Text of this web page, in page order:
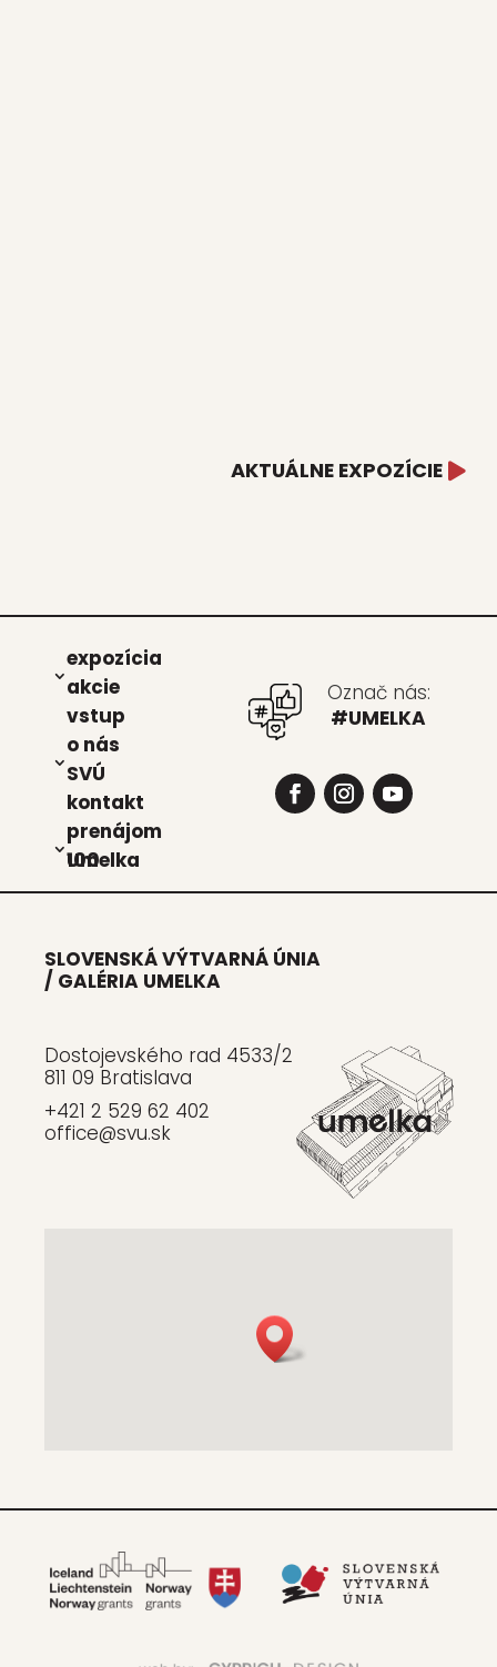
AKTUÁLNE EXPOZÍCIE
expo­zí­cia
akcie
vstup
o nás
SVÚ
kon­takt
pre­ná­jom
Umel­ka 100
Označ nás:
#UMELKA
SLOVENSKÁ VÝTVARNÁ ÚNIA
/ GALÉRIA UMELKA
Dostojevského rad 4533/2
811 09 Bratislava
+421 2 529 62 402
office@svu.sk